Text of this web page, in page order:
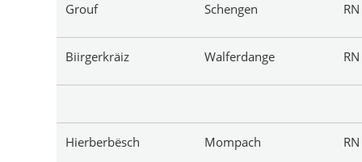
Grouf Schengen RN
Biirgerkräiz Walferdange RN
Hierberbësch Mompach RN